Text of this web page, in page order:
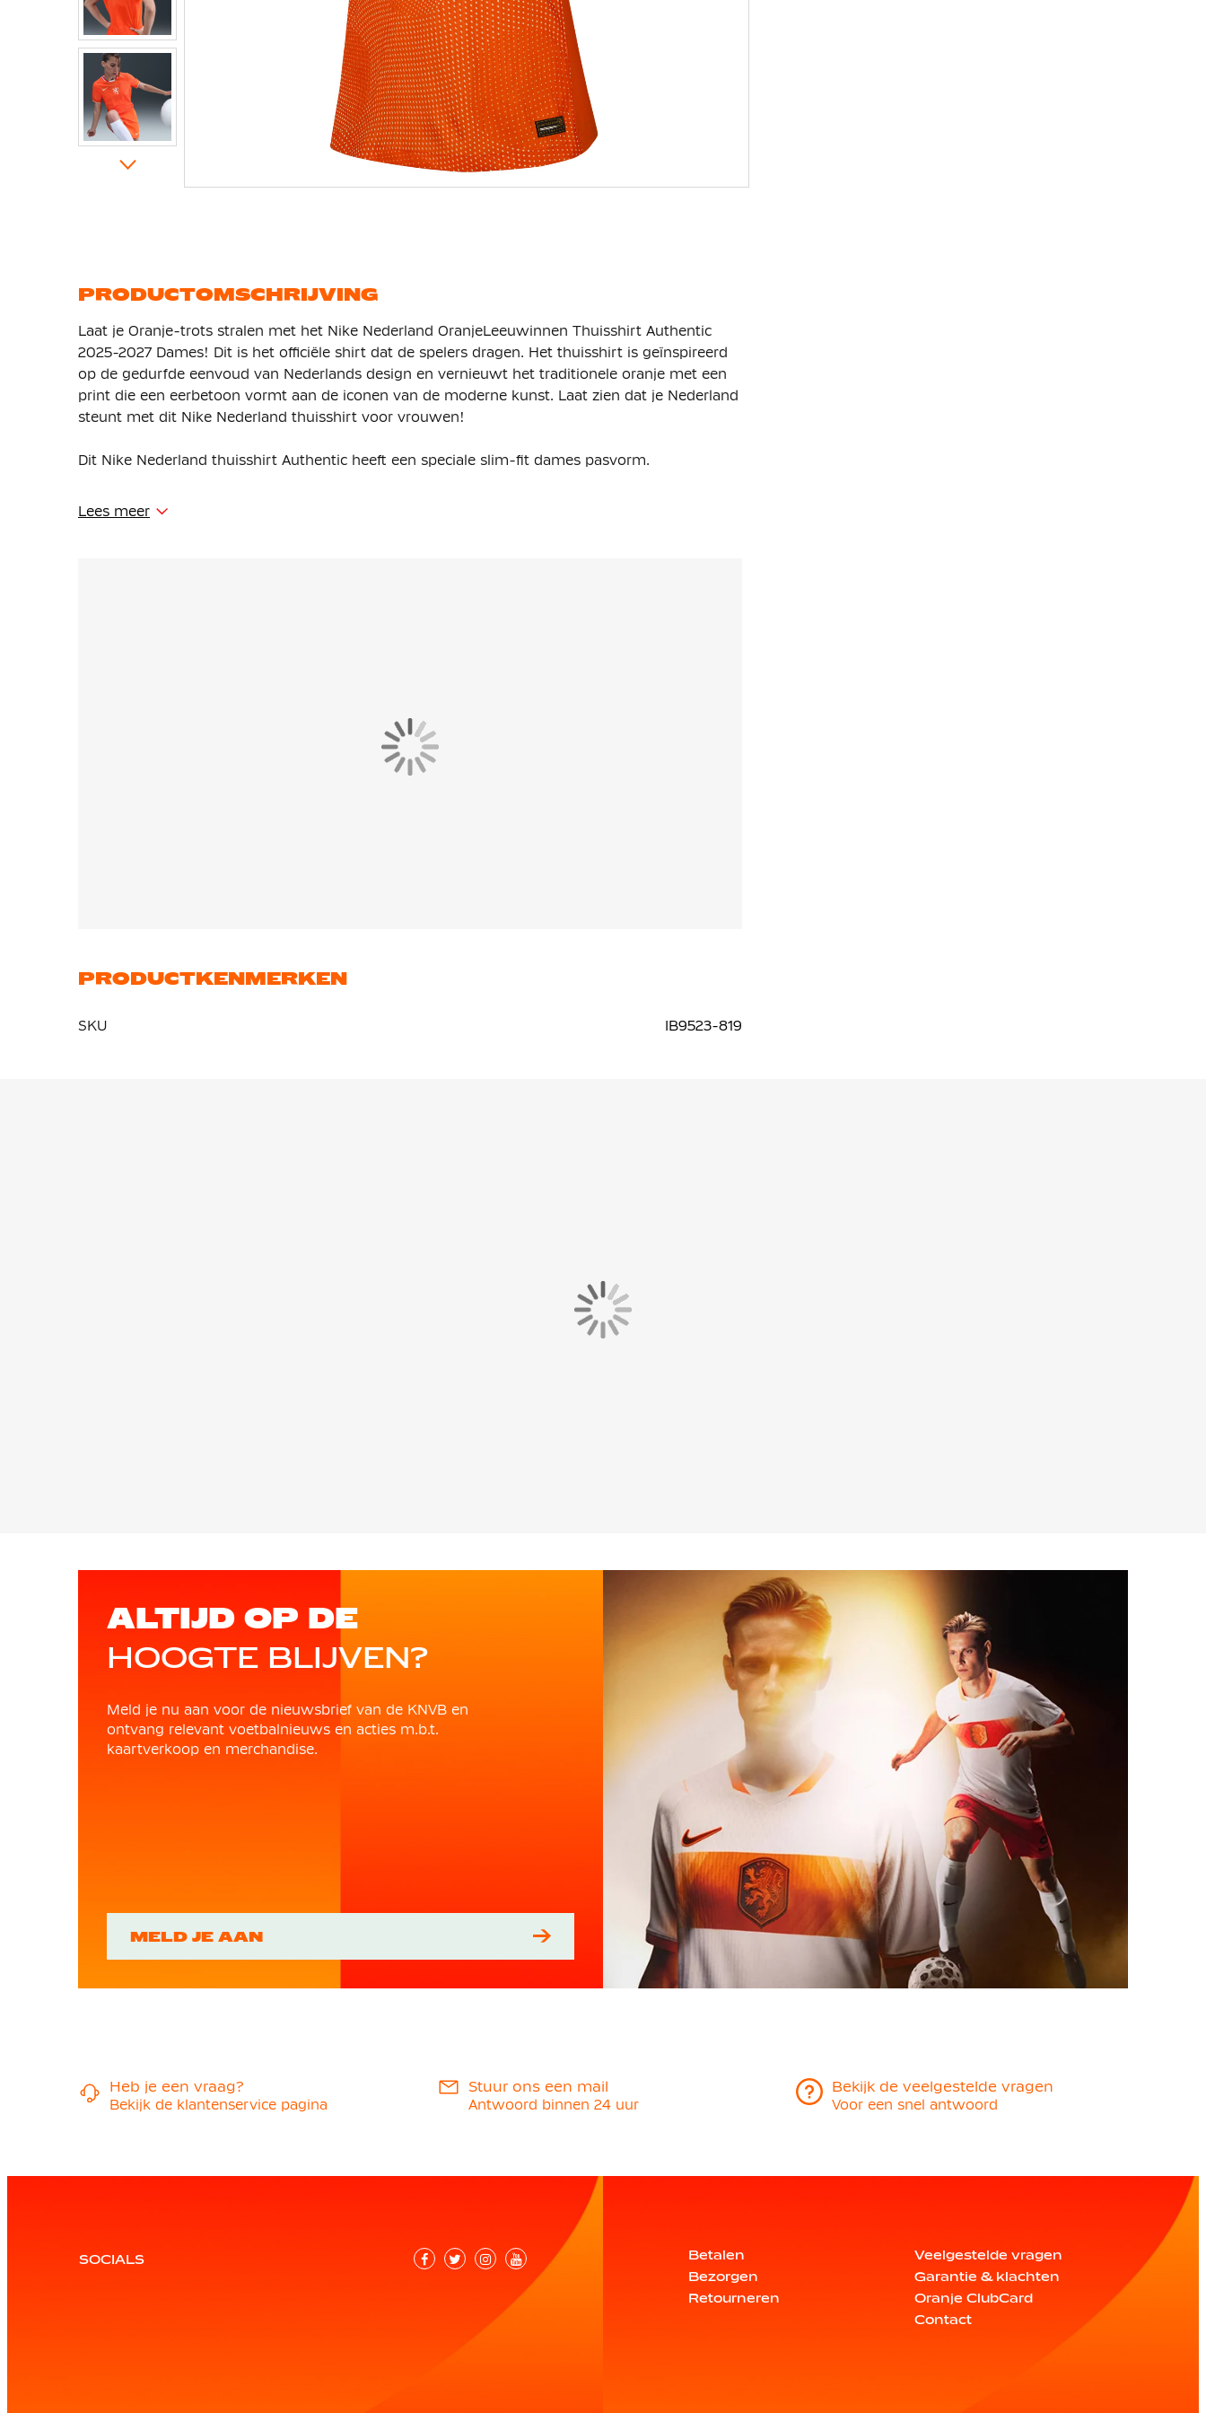
gallerij
PRODUCTOMSCHRIJVING
Laat je Oranje-trots stralen met het Nike Nederland OranjeLeeuwinnen Thuisshirt Authentic
2025-2027 Dames! Dit is het officiële shirt dat de spelers dragen. Het thuisshirt is geïnspireerd
op de gedurfde eenvoud van Nederlands design en vernieuwt het traditionele oranje met een
print die een eerbetoon vormt aan de iconen van de moderne kunst. Laat zien dat je Nederland
steunt met dit Nike Nederland thuisshirt voor vrouwen!
Dit Nike Nederland thuisshirt Authentic heeft een speciale slim-fit dames pasvorm.
De centrale leeuw op de borst verwijst subtiel naar het iconische Total 90-shirt, waarin Oranje
Lees meer
PRODUCTKENMERKEN
SKU IB9523-819
ALTIJD OP DE
HOOGTE BLIJVEN?
Meld je nu aan voor de nieuwsbrief van de KNVB en
ontvang relevant voetbalnieuws en acties m.b.t.
kaartverkoop en merchandise.
MELD JE AAN
Heb je een vraag?
Bekijk de klantenservice pagina
Stuur ons een mail
Antwoord binnen 24 uur
Bekijk de veelgestelde vragen
Voor een snel antwoord
SOCIALS
Betalen
Bezorgen
Retourneren
Veelgestelde vragen
Garantie & klachten
Oranje ClubCard
Contact